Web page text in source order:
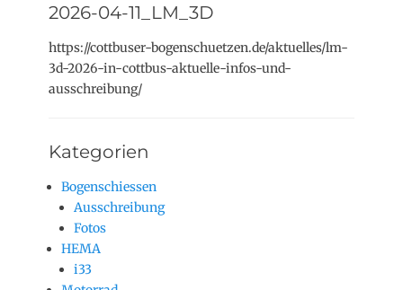
2026-04-11_LM_3D
https://cottbuser-bogenschuetzen.de/aktuelles/lm-
3d-2026-in-cottbus-aktuelle-infos-und-
ausschreibung/
Kategorien
Bogenschiessen
Ausschreibung
Fotos
HEMA
i33